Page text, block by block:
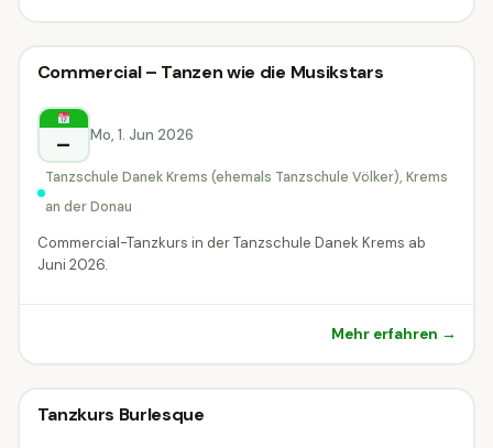
Kreativ-Workshop
Krems an der Donau
Kreativ-Workshop
Commercial – Tanzen wie die Musikstars
– Mo, 1. Jun 2026
Tanzschule Danek Krems (ehemals Tanzschule Völker), Krems
an der Donau
Commercial-Tanzkurs in der Tanzschule Danek Krems ab
Juni 2026.
Mehr erfahren →
Kreativ-Workshop
Kreativ-Workshop
Tanzkurs Burlesque